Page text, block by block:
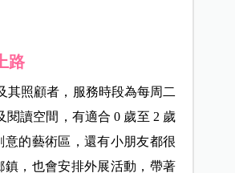
路
其照顧者，服務時段為每周二
閱讀空間，有適合 0 歲至 2 歲
的藝術區，還有小朋友都很
，也會安排外展活動，帶著